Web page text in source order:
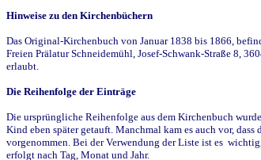
Hinweise zu den Kirchenbüchern
Das Original-Kirchenbuch von Januar 1838 bis 1866,
Freien Prälatur Schneidemühl, Josef-Schwank-Straße 8,
erlaubt.
Die Reihenfolge der Einträge
Die ursprüngliche Reihenfolge aus dem Kirchenbuch
Kind eben später getauft. Manchmal kam es auch vor,
vorgenommen. Bei der Verwendung der Liste ist es
erfolgt nach Tag, Monat und Jahr.